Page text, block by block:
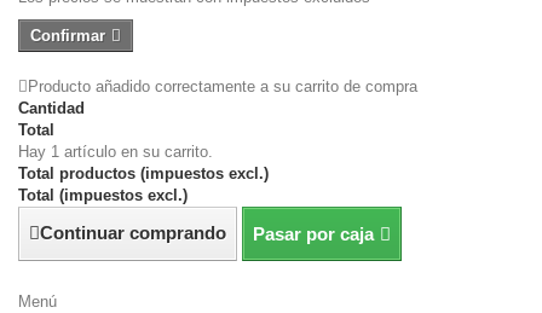
Confirmar
Producto añadido correctamente a su carrito de compra
Cantidad
Total
Hay 1 artículo en su carrito.
Total productos (impuestos excl.)
Total (impuestos excl.)
Continuar comprando Pasar por caja
Menú